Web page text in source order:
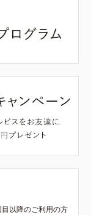
以降のご利用の方